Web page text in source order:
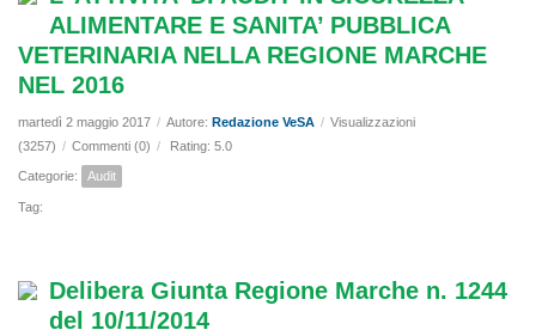
ALIMENTARE E SANITA’ PUBBLICA
VETERINARIA NELLA REGIONE MARCHE
NEL 2016
martedì 2 maggio 2017 / Autore: Redazione VeSA / Visualizzazioni
(3257) / Commenti (0) / Rating: 5.0
Categorie: Audit
Tag:
Delibera Giunta Regione Marche n. 1244
del 10/11/2014